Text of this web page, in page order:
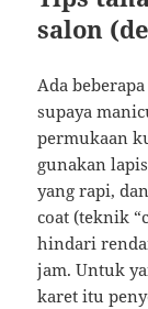
salon
Ada
supaya
permukaan
gunakan
yang rapi,
coat (teknik
hindari
jam. Untuk
karet itu